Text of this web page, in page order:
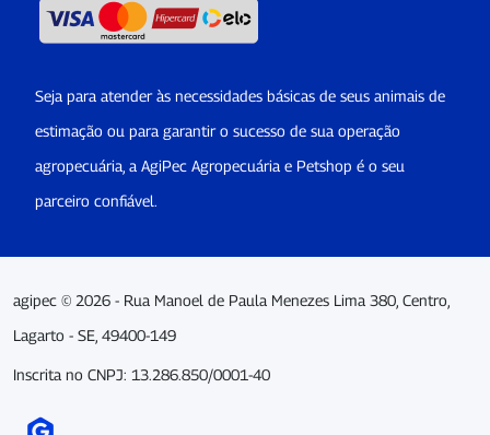
Seja para atender às necessidades básicas de seus animais de
estimação ou para garantir o sucesso de sua operação
agropecuária, a AgiPec Agropecuária e Petshop é o seu
parceiro confiável.
agipec © 2026 - Rua Manoel de Paula Menezes Lima 380, Centro,
Lagarto - SE, 49400-149
Inscrita no CNPJ: 13.286.850/0001-40